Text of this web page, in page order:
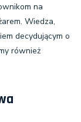
na
Wiedza,
decydującym o
również